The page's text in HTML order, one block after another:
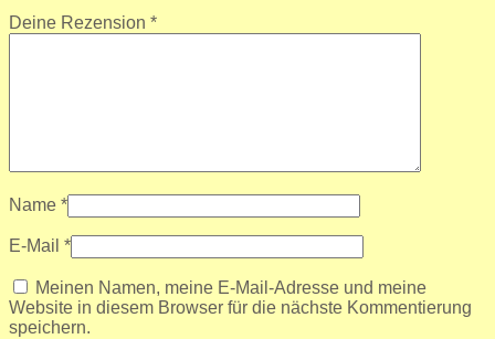
Deine Rezension *
Name *
E-Mail *
Meinen Namen, meine E-Mail-Adresse und meine
Website in diesem Browser für die nächste Kommentierung
speichern.